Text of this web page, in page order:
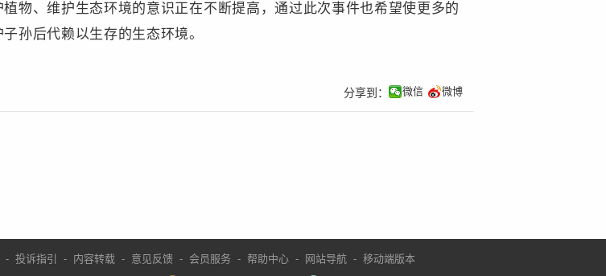
物、维护生态环境的意识正在不断提高，通过此次事件也希望使更多的
孙后代赖以生存的生态环境。
微信 微博
分享到：
- 投诉指引 - 内容转载 - 意见反馈 - 会员服务 - 帮助中心 - 网站导航 - 移动端版本